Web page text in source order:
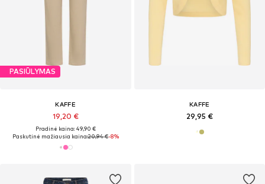
PASIŪLYMAS
KAFFE
19,20 €
Pradinė kaina: 49,90 €
Paskutinė mažiausia kaina:20,94 €-8%
KAFFE
29,95 €